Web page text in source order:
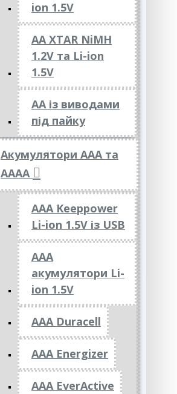
ion 1.5V
AA XTAR NiMH
1.2V та Li-ion
1.5V
АА із виводами
під пайку
Акумулятори ААА та
АААА
AAA Keeppower
Li-ion 1.5V із USB
ААА
акумулятори Li-
ion 1.5V
AAA Duracell
AAA Energizer
AAA EverActive